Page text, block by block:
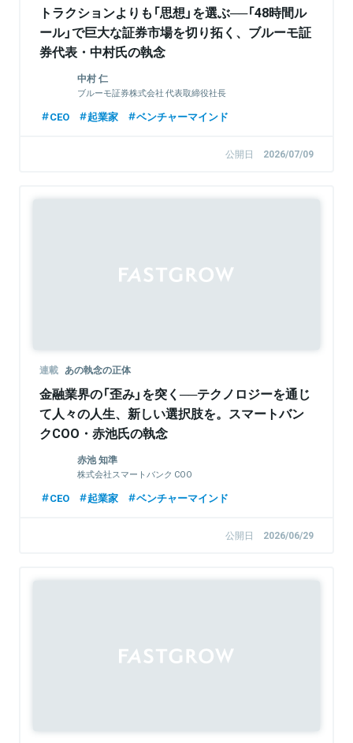
トラクションよりも「思想」を選ぶ──「48時間ル
ール」で巨大な証券市場を切り拓く、ブルーモ証
券代表・中村氏の執念
中村 仁
ブルーモ証券株式会社 代表取締役社長
CEO 起業家 ベンチャーマインド
公開日 2026/07/09
連載 あの執念の正体
金融業界の「歪み」を突く──テクノロジーを通じ
て人々の人生、新しい選択肢を。スマートバン
クCOO・赤池氏の執念
赤池 知準
株式会社スマートバンク COO
CEO 起業家 ベンチャーマインド
公開日 2026/06/29